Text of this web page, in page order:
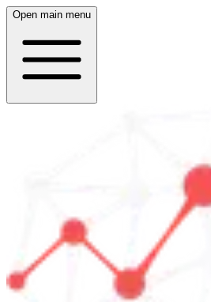
Open main menu